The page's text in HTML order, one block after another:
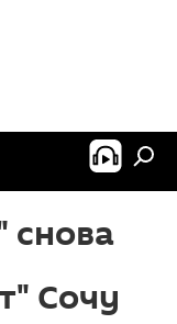
снова
Сочу